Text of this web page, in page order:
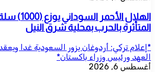
الهلال
المتأثرة بالحرب بمحلية شرق النيل
*إعلام تركي: أردوغان يزور السعودية غدا
العهد ورئيس وزراء باكستان*
أغسطس 6, 2026